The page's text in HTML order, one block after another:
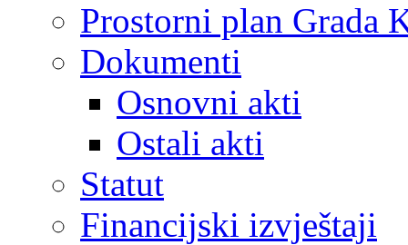
Prostorni plan Grada
Dokumenti
Osnovni akti
Ostali akti
Statut
Financijski izvještaji